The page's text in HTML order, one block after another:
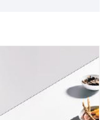
ດປັບຂະຫນາດ, ການ
ນສໍາລັບການ
ຮືອນຄົວຂອງທ່ານ.
ສົມປະສານອັນດີເລີດ
ໃນເຮືອນຄົວ Sink